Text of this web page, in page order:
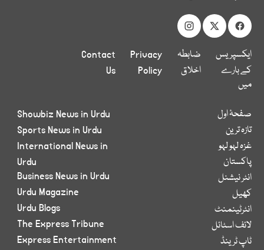
ایکسپریس
کے بارے
میں
ضابطہ
اخلاق
Privacy
Policy
Contact
Us
صفحۂ اول
تازہ ترین
غزہ لہو لہو
پاکستان
انٹر نیشنل
کھیل
انٹرٹینمنٹ
لائف اسٹائل
ٹاپ ٹرینڈ
Showbiz News in Urdu
Sports News in Urdu
International News in
Urdu
Business News in Urdu
Urdu Magazine
Urdu Blogs
The Express Tribune
Express Entertainment